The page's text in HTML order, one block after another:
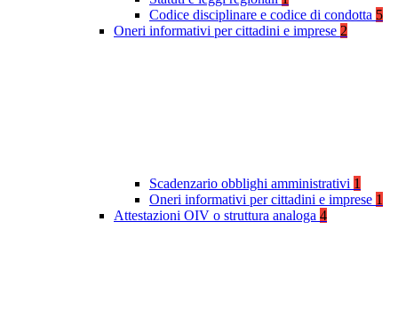
Codice disciplinare e codice di condotta 5
Oneri informativi per cittadini e imprese 2
Scadenzario obblighi amministrativi 1
Oneri informativi per cittadini e imprese 1
Attestazioni OIV o struttura analoga 4